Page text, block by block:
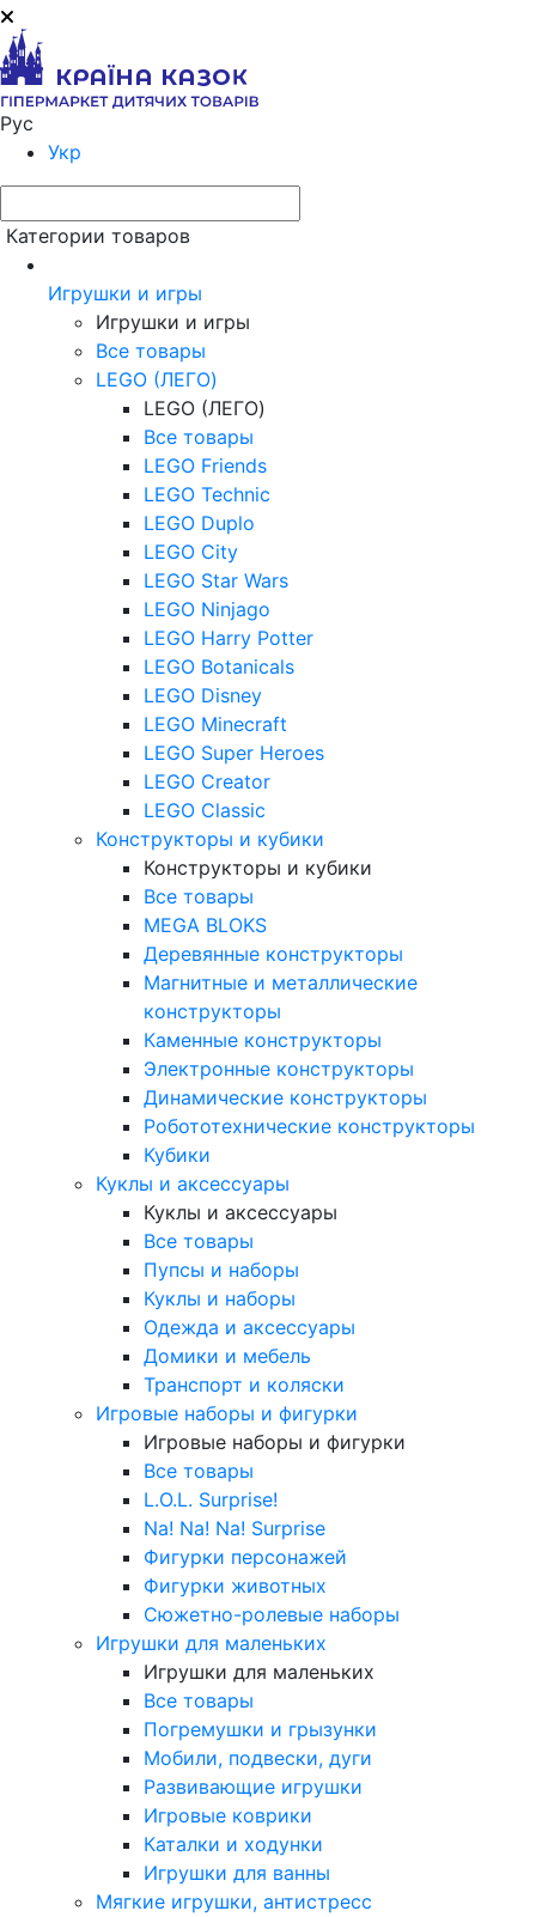
Рус
Укр
Категории товаров
Игрушки и игры
Игрушки и игры
Все товары
LEGO (ЛЕГО)
LEGO (ЛЕГО)
Все товары
LEGO Friends
LEGO Technic
LEGO Duplo
LEGO City
LEGO Star Wars
LEGO Ninjago
LEGO Harry Potter
LEGO Botanicals
LEGO Disney
LEGO Minecraft
LEGO Super Heroes
LEGO Creator
LEGO Classic
Конструкторы и кубики
Конструкторы и кубики
Все товары
MEGA BLOKS
Деревянные конструкторы
Магнитные и металлические
конструкторы
Каменные конструкторы
Электронные конструкторы
Динамические конструкторы
Робототехнические конструкторы
Кубики
Куклы и аксессуары
Куклы и аксессуары
Все товары
Пупсы и наборы
Куклы и наборы
Одежда и аксессуары
Домики и мебель
Транспорт и коляски
Игровые наборы и фигурки
Игровые наборы и фигурки
Все товары
L.O.L. Surprise!
Na! Na! Na! Surprise
Фигурки персонажей
Фигурки животных
Сюжетно-ролевые наборы
Игрушки для маленьких
Игрушки для маленьких
Все товары
Погремушки и грызунки
Мобили, подвески, дуги
Развивающие игрушки
Игровые коврики
Каталки и ходунки
Игрушки для ванны
Мягкие игрушки, антистресс